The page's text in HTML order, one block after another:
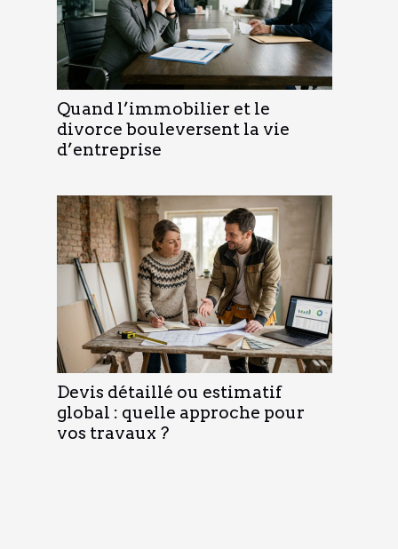
Quand l’immobilier et le
divorce bouleversent la vie
d’entreprise
Devis détaillé ou estimatif
global : quelle approche pour
vos travaux ?